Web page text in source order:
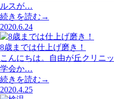
ルスが…
続きを読む→
2020.6.24
8歳までは仕上げ磨き！
こんにちは。自由が丘クリニ
学会か…
続きを読む→
2020.4.25